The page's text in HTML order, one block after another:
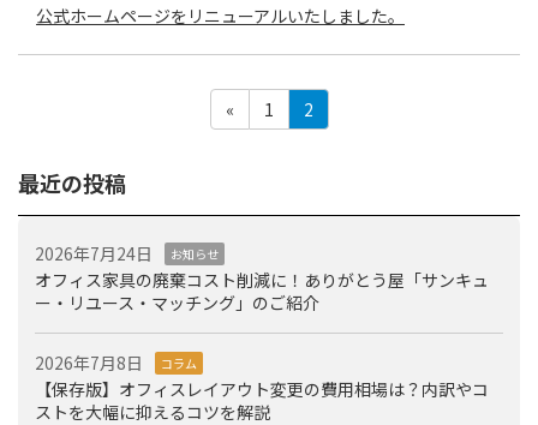
公式ホームページをリニューアルいたしました。
の
ペ
ー
ジ
送
り
«
固
定
1
固
定
2
最近の投稿
2026年7月24日 お知らせ
オフィス家具の廃棄コスト削減に！ありがとう屋「サンキュ
ー・リユース・マッチング」のご紹介
2026年7月8日 コラム
【保存版】オフィスレイアウト変更の費用相場は？内訳やコ
ストを大幅に抑えるコツを解説